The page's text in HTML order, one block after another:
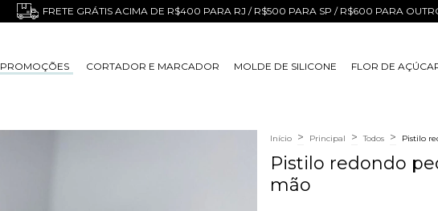
FRETE GRÁTIS ACIMA DE R$400 PARA RJ / R$500 PARA SP / R$600 PARA
PROMOÇÕES CORTADOR E MARCADOR MOLDE DE SILICONE FLOR DE
Início > Principal > Todos > Pistilo
Pistilo redondo
mão